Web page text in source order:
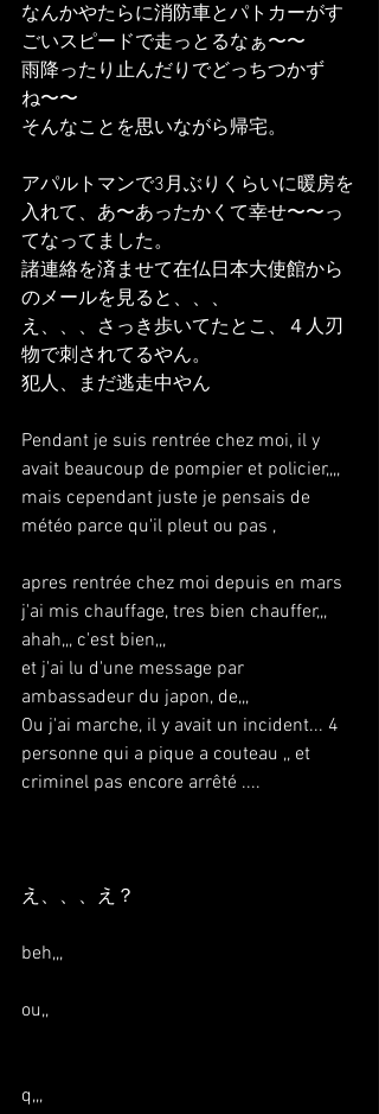
なんかやたらに消防車とパトカーがす
ごいスピードで走っとるなぁ〜〜
雨降ったり止んだりでどっちつかず
ね〜〜
そんなことを思いながら帰宅。
アパルトマンで3月ぶりくらいに暖房を
入れて、あ〜あったかくて幸せ〜〜っ
てなってました。
諸連絡を済ませて在仏日本大使館から
のメールを見ると、、、
え、、、さっき歩いてたとこ、４人刃
物で刺されてるやん。
犯人、まだ逃走中やん
Pendant je suis rentrée chez moi, il y
avait beaucoup de pompier et policier,,,,
mais cependant juste je pensais de
météo parce qu'il pleut ou pas ,
apres rentrée chez moi depuis en mars
j'ai mis chauffage, tres bien chauffer,,,
ahah,,, c'est bien,,,
et j'ai lu d'une message par
ambassadeur du japon, de,,,
Ou j'ai marche, il y avait un incident... 4
personne qui a pique a couteau ,, et
criminel pas encore arrêté ....
え、、、え？
beh,,,
ou,,
q,,,